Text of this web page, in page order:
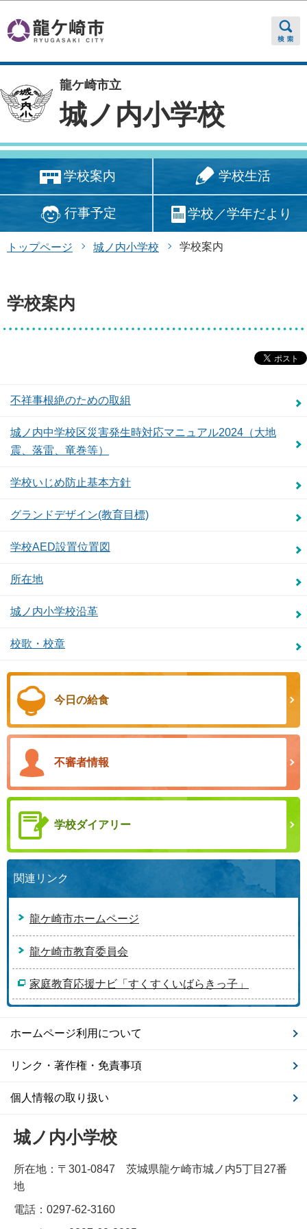
龍ケ崎市立
城ノ内小学校
学校案内 学校生活
行事予定 学校／学年だより
トップページ 城ノ内小学校 学校案内
学校案内
不祥事根絶のための取組
城ノ内中学校区災害発生時対応マニュアル2024（大地
震、落雷、竜巻等）
学校いじめ防止基本方針
グランドデザイン(教育目標)
学校AED設置位置図
所在地
城ノ内小学校沿革
校歌・校章
今日の給食
不審者情報
学校ダイアリー
関連リンク
龍ケ崎市ホームページ
龍ケ崎市教育委員会
家庭教育応援ナビ「すくすくいばらきっ子」
ホームページ利用について
リンク・著作権・免責事項
個人情報の取り扱い
城ノ内小学校
所在地：〒301-0847 茨城県龍ケ崎市城ノ内5丁目27番
地
電話：0297-62-3160